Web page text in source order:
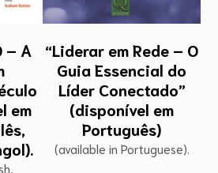
– A
em
“Liderar em Rede – O
Guia Essencial do
Líder Conectado”
(disponível em
Português)
(available in Portuguese).